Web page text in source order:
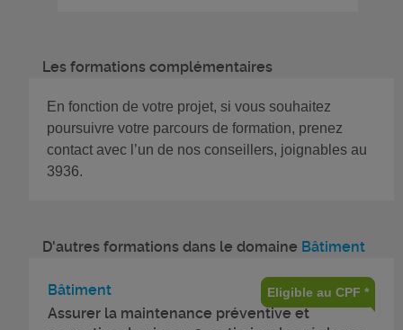
Les formations complémentaires
En fonction de votre projet, si vous souhaitez
poursuivre votre parcours de formation, prenez
contact avec l’un de nos conseillers, joignables au
3936.
D'autres formations dans le domaine Bâtiment
Bâtiment
Assurer la maintenance préventive et
Eligible au CPF *